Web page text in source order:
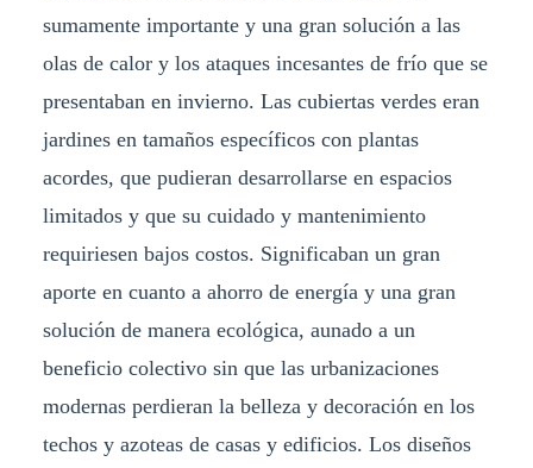
sumamente importante y una gran solución a las
olas de calor y los ataques incesantes de frío que se
presentaban en invierno. Las cubiertas verdes eran
jardines en tamaños específicos con plantas
acordes, que pudieran desarrollarse en espacios
limitados y que su cuidado y mantenimiento
requiriesen bajos costos. Significaban un gran
aporte en cuanto a ahorro de energía y una gran
solución de manera ecológica, aunado a un
beneficio colectivo sin que las urbanizaciones
modernas perdieran la belleza y decoración en los
techos y azoteas de casas y edificios. Los diseños